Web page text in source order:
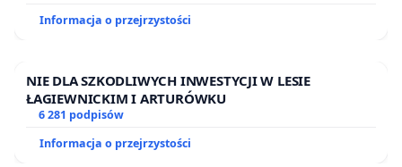
Informacja o przejrzystości
NIE DLA SZKODLIWYCH INWESTYCJI W LESIE
ŁAGIEWNICKIM I ARTURÓWKU
6 281 podpisów
Informacja o przejrzystości